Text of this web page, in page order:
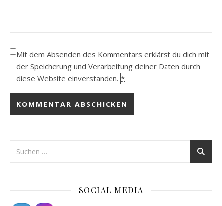
Mit dem Absenden des Kommentars erklärst du dich mit
der Speicherung und Verarbeitung deiner Daten durch
diese Website einverstanden. *
SOCIAL MEDIA